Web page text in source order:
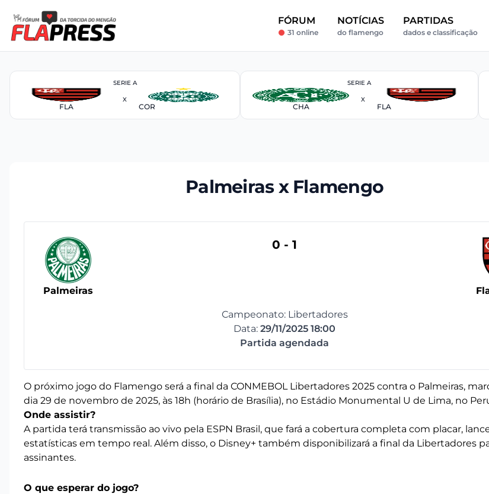
FÓRUM
31 online
NOTÍCIAS
do flamengo
PARTIDAS
dados e classificação
SERIE A
FLA
X
COR
SERIE A
CHA
X
FLA
Palmeiras x Flamengo
Palmeiras
0 - 1
Campeonato: Libertadores
Data: 29/11/2025 18:00
Partida agendada
O próximo jogo do Flamengo será a final da CONMEBOL Libertadores 2025 contra o Palmeiras,
dia 29 de novembro de 2025, às 18h (horário de Brasília), no Estádio Monumental U de Lima, no
Onde assistir?
A partida terá transmissão ao vivo pela ESPN Brasil, que fará a cobertura completa com placar,
estatísticas em tempo real. Além disso, o Disney+ também disponibilizará a final da Libertadores
assinantes.
O que esperar do jogo?